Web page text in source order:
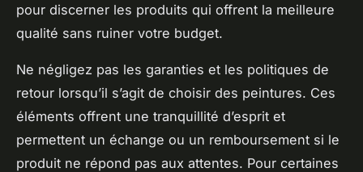
pour discerner les produits qui offrent la meilleure
qualité sans ruiner votre budget.
Ne négligez pas les garanties et les politiques de
retour lorsqu’il s’agit de choisir des peintures. Ces
éléments offrent une tranquillité d’esprit et
permettent un échange ou un remboursement si le
produit ne répond pas aux attentes. Pour certaines